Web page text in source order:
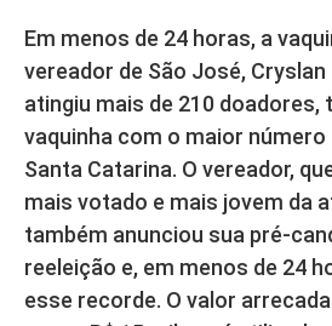
Em menos de 24 horas, a
vereador de São José,
atingiu mais de 210 doadores,
vaquinha com o maior
Santa Catarina. O vereador,
mais votado e mais jovem da
também anunciou sua pré-
reeleição e, em menos de 24
esse recorde. O valor